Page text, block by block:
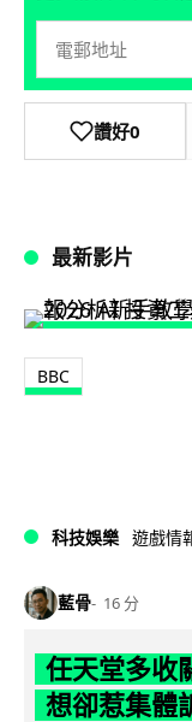
讚好0
最新影片
BBC
科技娛樂 遊戲情
藍骨 16 分
任天堂多收
想卻惹集體